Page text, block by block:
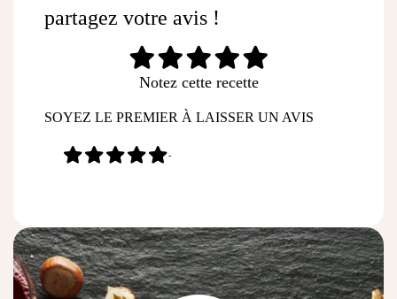
partagez votre avis !
Notez cette recette
SOYEZ LE PREMIER À LAISSER UN AVIS
-